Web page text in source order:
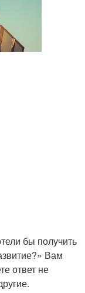
бы получить
Вам
ответ не